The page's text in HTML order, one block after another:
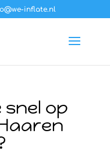
inflate.nl
snel op